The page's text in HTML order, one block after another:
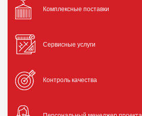
Комплексные поставки
Сервисные услуги
Контроль качества